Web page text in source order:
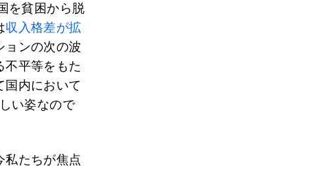
を貧困から脱
収入格差が拡
ョンの次の波
不平等をもた
国内において
い姿なので
私たちが焦点